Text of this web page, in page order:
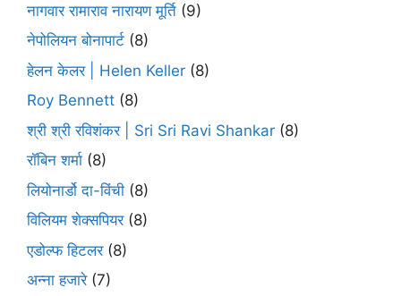
नागवार रामाराव नारायण मूर्ति (9)
नेपोलियन बोनापार्ट (8)
हेलन केलर | Helen Keller (8)
Roy Bennett (8)
श्री श्री रविशंकर | Sri Sri Ravi Shankar (8)
रॉबिन शर्मा (8)
लियोनार्डो दा-विंची (8)
विलियम शेक्सपियर(8)
एडोल्फ हिटलर(8)
अन्ना हजारे(7)